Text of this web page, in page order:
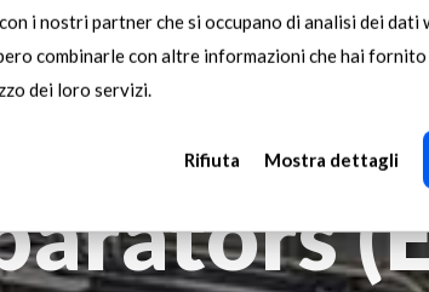
i nostri partner che si occupano di analisi dei dati
combinarle con altre informazioni che hai
dei loro servizi.
Rifiuta Mostra dettagli
Eddy